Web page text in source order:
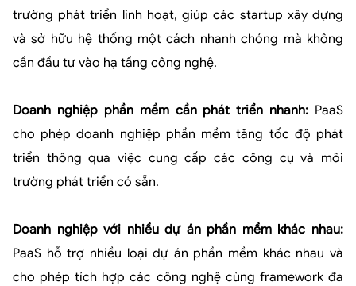
trường phát triển linh hoạt, giúp các startup xây dựng
và sở hữu hệ thống một cách nhanh chóng mà không
cần đầu tư vào hạ tầng công nghệ.
Doanh nghiệp phần mềm cần phát triển nhanh: PaaS
cho phép doanh nghiệp phần mềm tăng tốc độ phát
triển thông qua việc cung cấp các công cụ và môi
trường phát triển có sẵn.
Doanh nghiệp với nhiều dự án phần mềm khác nhau:
PaaS hỗ trợ nhiều loại dự án phần mềm khác nhau và
cho phép tích hợp các công nghệ cùng framework đa